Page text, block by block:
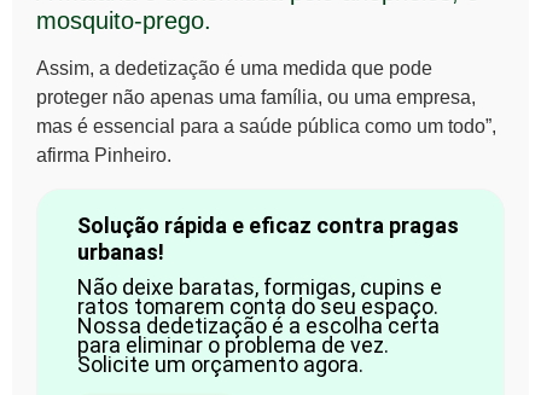
mosquito-prego.
Assim, a dedetização é uma medida que pode
proteger não apenas uma família, ou uma empresa,
mas é essencial para a saúde pública como um todo”,
afirma Pinheiro.
Solução rápida e eficaz contra pragas
urbanas!
Não deixe baratas, formigas, cupins e
ratos tomarem conta do seu espaço.
Nossa dedetização é a escolha certa
para eliminar o problema de vez.
Solicite um orçamento agora.